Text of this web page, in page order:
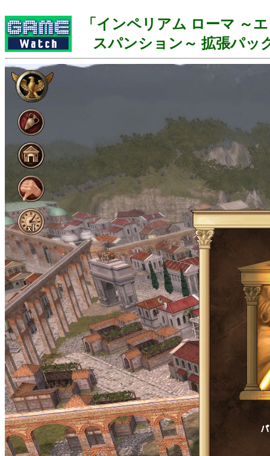
「インペリアム ローマ ～
スパンション～ 拡張パッ